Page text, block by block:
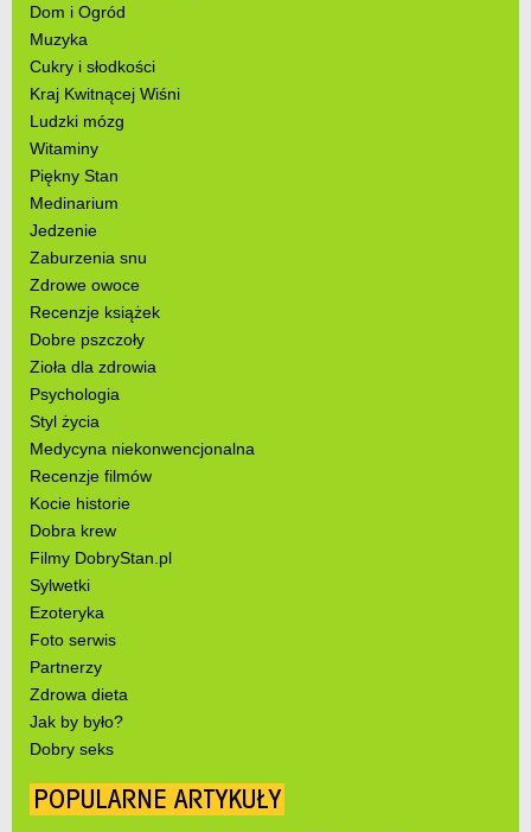
Dom i Ogród
Muzyka
Cukry i słodkości
Kraj Kwitnącej Wiśni
Ludzki mózg
Witaminy
Piękny Stan
Medinarium
Jedzenie
Zaburzenia snu
Zdrowe owoce
Recenzje książek
Dobre pszczoły
Zioła dla zdrowia
Psychologia
Styl życia
Medycyna niekonwencjonalna
Recenzje filmów
Kocie historie
Dobra krew
Filmy DobryStan.pl
Sylwetki
Ezoteryka
Foto serwis
Partnerzy
Zdrowa dieta
Jak by było?
Dobry seks
POPULARNE ARTYKUŁY